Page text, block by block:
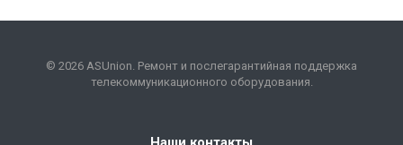
© 2026 ASUnion. Ремонт и послегарантийная поддержка
телекоммуникационного оборудования.